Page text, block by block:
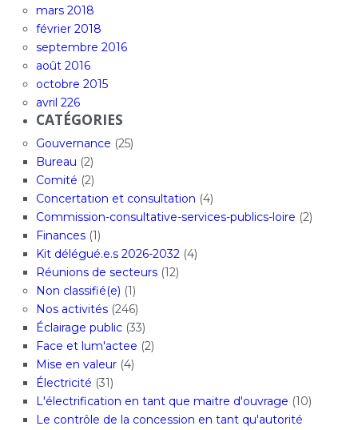
mars 2018
février 2018
septembre 2016
août 2016
octobre 2015
avril 226
CATÉGORIES
Gouvernance (25)
Bureau (2)
Comité (2)
Concertation et consultation (4)
Commission-consultative-services-publics-loire (2)
Finances(1)
Kit délégué.e.s 2026-2032(4)
Réunions de secteurs(12)
Non classifié(e) (1)
Nos activités(246)
Éclairage public(33)
Face et lum'actee (2)
Mise en valeur(4)
Électricité (31)
L'électrification en tant que maitre d'ouvrage (10)
Le contrôle de la concession en tant qu'autorité